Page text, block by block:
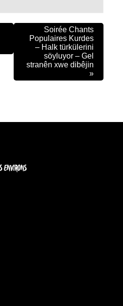
Soirée Chants
Populaires Kurdes
– Halk türkülerini
söyluyor – Gel
stranên xwe dibêjin
»
ENVIRONS